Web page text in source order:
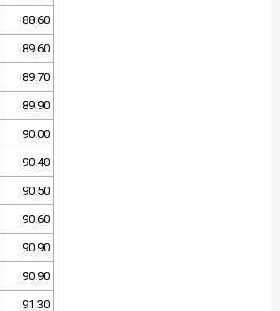
88.60
89.60
89.70
89.90
90.00
90.40
90.50
90.60
90.90
90.90
91.30